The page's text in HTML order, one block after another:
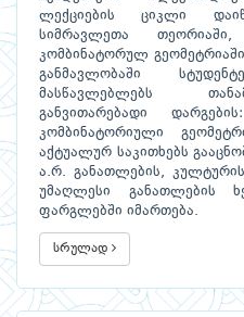
ლექციების ციკლი
სიმრავლეთა
კომბინატორულ
განმავლობაში
მასწავლებლებს
განვითარებადი
კომბინატორიული
აქტუალურ საკითხებს
ა.რ. განათლების,
უმაღლესი განათლების
ფარგლებში იმართება.
სრულად